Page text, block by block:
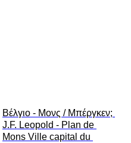
Βέλγιο - Μονς / Μπέργκεν;
J.F. Leopold - Plan de
Mons Ville capital du